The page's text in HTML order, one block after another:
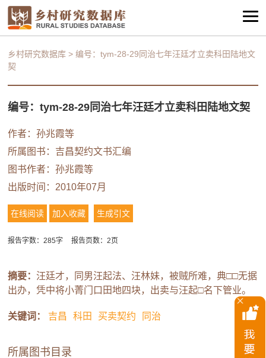
乡村研究数据库 >编号：tym-28-29同治七年汪廷才立卖科田陆地文
契
编号：tym-28-29同治七年汪廷才立卖科田陆地文契
作者：孙兆霞等
所属图书： 吉昌契约文书汇编
图书作者：孙兆霞等
出版时间：2010年07月
在线阅读 加入收藏 生成引文
报告字数：285字 报告页数：2页
摘要： 汪廷才，同男汪起法、汪林妹，被贼所难，典□□无据
出办，凭中将小菁门口田地四块，出卖与汪起□名下管业。
关键词： 吉昌 科田 买卖契约 同治
所属图书目录